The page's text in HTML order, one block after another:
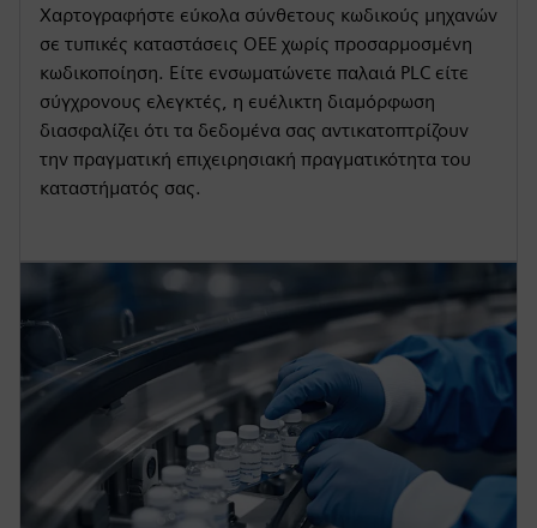
Χαρτογραφήστε εύκολα σύνθετους κωδικούς μηχανών
σε τυπικές καταστάσεις OEE χωρίς προσαρμοσμένη
κωδικοποίηση. Είτε ενσωματώνετε παλαιά PLC είτε
σύγχρονους ελεγκτές, η ευέλικτη διαμόρφωση
διασφαλίζει ότι τα δεδομένα σας αντικατοπτρίζουν
την πραγματική επιχειρησιακή πραγματικότητα του
καταστήματός σας.